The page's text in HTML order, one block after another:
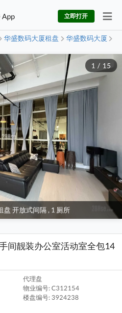
App 立即打开
华盛数码大厦租盘
华盛数码大厦
盘 开放式间隔 , 1 厕所
1 / 15
间靓装办公室活动室全包14
代理盘
物业编号: C312154
楼盘编号: 3924238